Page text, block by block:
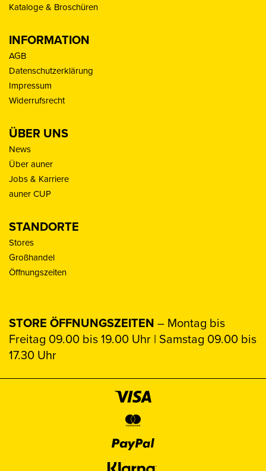
Kataloge & Broschüren
INFORMATION
AGB
Datenschutzerklärung
Impressum
Widerrufsrecht
ÜBER UNS
News
Über auner
Jobs & Karriere
auner CUP
STANDORTE
Stores
Großhandel
Öffnungszeiten
STORE ÖFFNUNGSZEITEN – Montag bis
Freitag 09.00 bis 19.00 Uhr | Samstag 09.00 bis
17.30 Uhr